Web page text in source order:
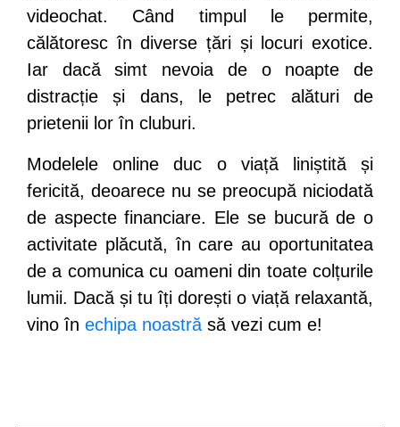
videochat. Când timpul le permite,
călătoresc în diverse țări și locuri exotice.
Iar dacă simt nevoia de o noapte de
distracție și dans, le petrec alături de
prietenii lor în cluburi.
Modelele online duc o viață liniștită și
fericită, deoarece nu se preocupă niciodată
de aspecte financiare. Ele se bucură de o
activitate plăcută, în care au oportunitatea
de a comunica cu oameni din toate colțurile
lumii. Dacă și tu îți dorești o viață relaxantă,
vino în echipa noastră să vezi cum e!